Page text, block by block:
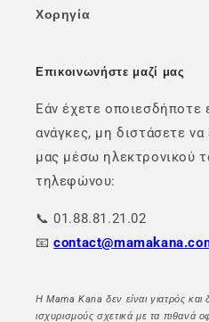
Χορηγία
Επικοινωνήστε μαζί μας
Εάν έχετε οποιεσδήποτε
ανάγκες, μη διστάσετε
μας μέσω ηλεκτρονικού
τηλεφώνου:
📞 01.88.81.21.02
📧
Η Mama Kana δεν είναι γιατρός και
ισχυρισμούς σχετικά με τα πιθανά